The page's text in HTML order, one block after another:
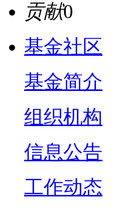
贡献0
基金社区
基金简介
组织机构
信息公告
工作动态